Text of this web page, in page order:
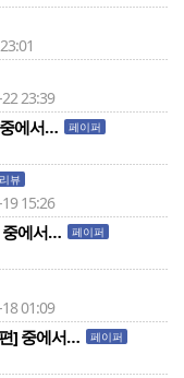
23:39
에서… 페이퍼
리뷰
15:26
중에서… 페이퍼
01:09
] 중에서… 페이퍼